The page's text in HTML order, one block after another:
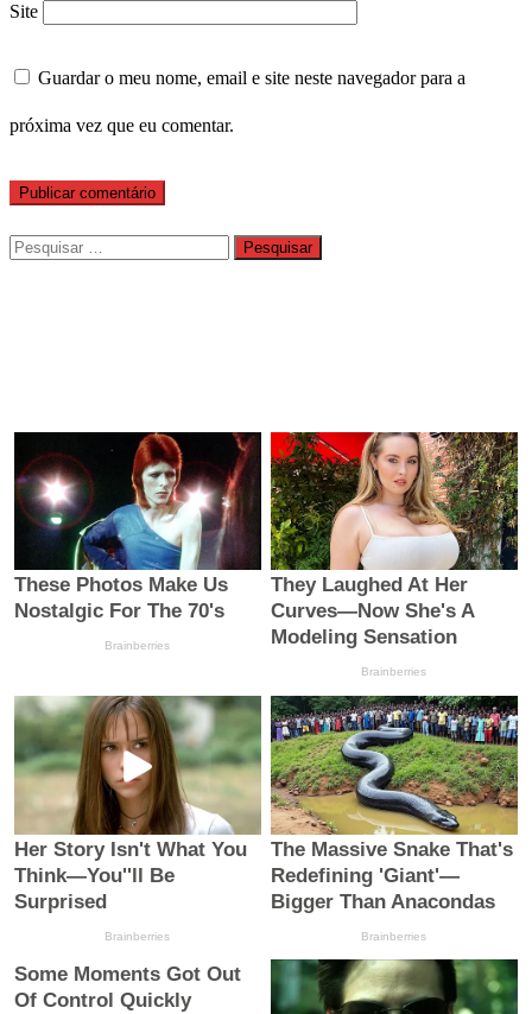
Site
Guardar o meu nome, email e site neste navegador para a
próxima vez que eu comentar.
Pesquisar
por: